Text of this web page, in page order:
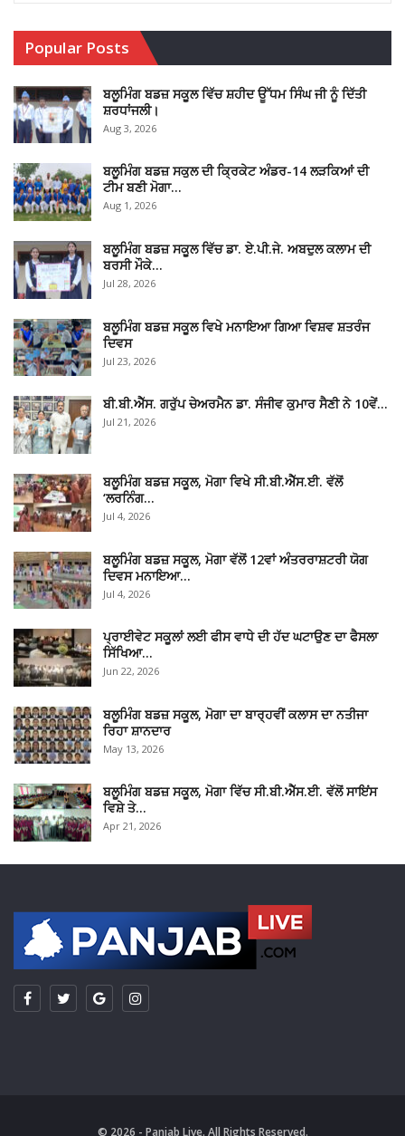
Popular Posts
ਬਲੂਮਿੰਗ ਬਡਜ਼ ਸਕੂਲ ਵਿੱਚ ਸ਼ਹੀਦ ਊੱਧਮ ਸਿੰਘ ਜੀ ਨੂੰ ਦਿੱਤੀ
ਸ਼ਰਧਾਂਜਲੀ।
Aug 3, 2026
ਬਲੂਮਿੰਗ ਬਡਜ਼ ਸਕੁਲ ਦੀ ਕ੍ਰਿਕੇਟ ਅੰਡਰ-14 ਲੜਕਿਆਂ ਦੀ
ਟੀਮ ਬਣੀ ਮੋਗਾ…
Aug 1, 2026
ਬਲੂਮਿੰਗ ਬਡਜ਼ ਸਕੂਲ ਵਿੱਚ ਡਾ. ਏ.ਪੀ.ਜੇ. ਅਬਦੁਲ ਕਲਾਮ ਦੀ
ਬਰਸੀ ਮੌਕੇ…
Jul 28, 2026
ਬਲੂਮਿੰਗ ਬਡਜ਼ ਸਕੂਲ ਵਿਖੇ ਮਨਾਇਆ ਗਿਆ ਵਿਸ਼ਵ ਸ਼ਤਰੰਜ
ਦਿਵਸ
Jul 23, 2026
ਬੀ.ਬੀ.ਐੱਸ. ਗਰੁੱਪ ਚੇਅਰਮੈਨ ਡਾ. ਸੰਜੀਵ ਕੁਮਾਰ ਸੈਣੀ ਨੇ 10ਵੇਂ…
Jul 21, 2026
ਬਲੂਮਿੰਗ ਬਡਜ਼ ਸਕੂਲ, ਮੋਗਾ ਵਿਖੇ ਸੀ.ਬੀ.ਐੱਸ.ਈ. ਵੱਲੋਂ
‘ਲਰਨਿੰਗ…
Jul 4, 2026
ਬਲੂਮਿੰਗ ਬਡਜ਼ ਸਕੂਲ, ਮੋਗਾ ਵੱਲੋਂ 12ਵਾਂ ਅੰਤਰਰਾਸ਼ਟਰੀ ਯੋਗ
ਦਿਵਸ ਮਨਾਇਆ…
Jul 4, 2026
ਪ੍ਰਾਈਵੇਟ ਸਕੂਲਾਂ ਲਈ ਫੀਸ ਵਾਧੇ ਦੀ ਹੱਦ ਘਟਾਉਣ ਦਾ ਫੈਸਲਾ
ਸਿੱਖਿਆ…
Jun 22, 2026
ਬਲੂਮਿੰਗ ਬਡਜ਼ ਸਕੂਲ, ਮੋਗਾ ਦਾ ਬਾਰ੍ਹਵੀਂ ਕਲਾਸ ਦਾ ਨਤੀਜਾ
ਰਿਹਾ ਸ਼ਾਨਦਾਰ
May 13, 2026
ਬਲੂਮਿੰਗ ਬਡਜ਼ ਸਕੂਲ, ਮੋਗਾ ਵਿੱਚ ਸੀ.ਬੀ.ਐੱਸ.ਈ. ਵੱਲੋਂ ਸਾਇਂਸ
ਵਿਸ਼ੇ ਤੇ…
Apr 21, 2026
© 2026 - Panjab Live. All Rights Reserved.